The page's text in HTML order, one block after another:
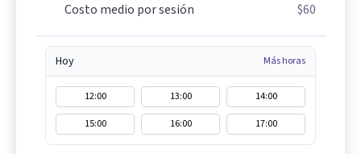
Costo medio por sesión
$60
Hoy Más horas
12:00 13:00
14:00
15:00
16:00 17:00